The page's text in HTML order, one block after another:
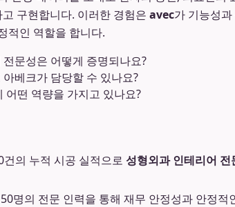
구현합니다. 이러한 경험은 avec가 기능성
적인 역할을 합니다.
문성은 어떻게 증명되나요?
베크가 담당할 수 있나요?
어떤 역량을 가지고 있나요?
의 누적 시공 실적으로 성형외과 인테리어 전
명의 전문 인력을 통해 재무 안정성과 안정적